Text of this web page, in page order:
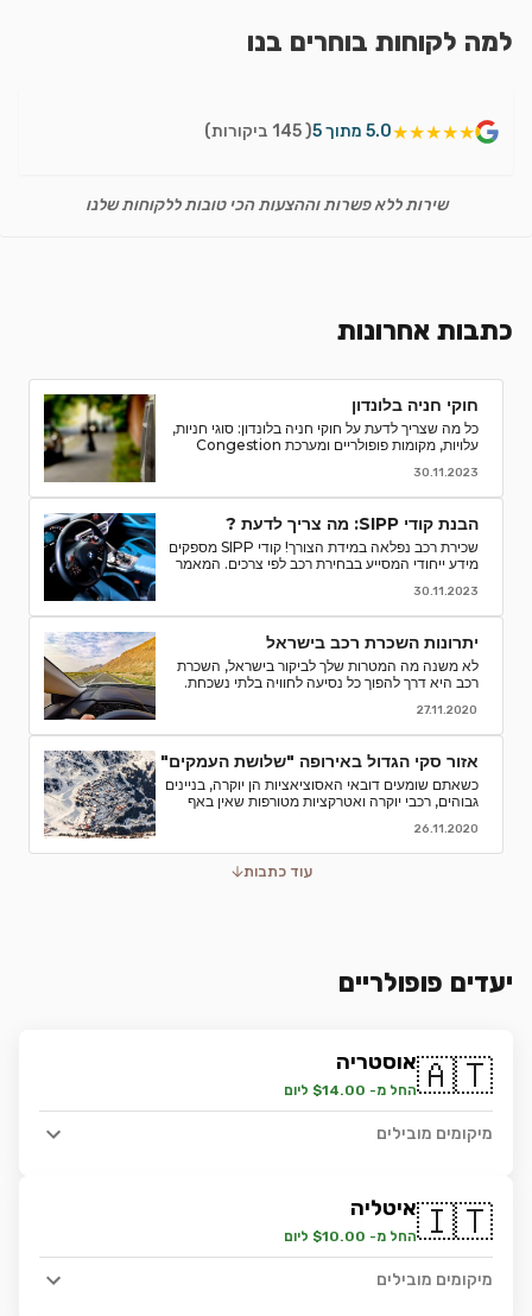
למה לקוחות בוחרים בנו
★★★★★5.0 מתוך 5 ( 145 ביקורות)
שירות ללא פשרות וההצעות הכי טובות ללקוחות שלנו
כתבות אחרונות
חוקי חניה בלונדון
כל מה שצריך לדעת על חוקי חניה בלונדון: סוגי חניות,
עלויות, מקומות פופולריים ומערכת Congestion
30.11.2023
הבנת קודי SIPP: מה צריך לדעת ?
שכירת רכב נפלאה במידת הצורך! קודי SIPP מספקים
מידע ייחודי המסייע בבחירת רכב לפי צרכים. המאמר
רכב. קבלו המלצות והסברים לאור הבנה מדויקת של
המאפיינים והמפרטים של רכבי השכרה ותהנו מחוויה
30.11.2023
יתרונות השכרת רכב בישראל
לא משנה מה המטרות שלך לביקור בישראל, השכרת
רכב היא דרך להפוך כל נסיעה לחוויה בלתי נשכחת.
הציבורית ולבחור השכרת רכב
27.11.2020
אזור סקי הגדול באירופה "שלושת העמקים"
כשאתם שומעים דובאי האסוציאציות הן יוקרה, בניינים
גבוהים, רכבי יוקרה ואטרקציות מטורפות שאין באף
כלל מפגישות.
26.11.2020
עוד כתבות
יעדים פופולריים
🇦🇹אוסטריה
החל מ- $14.00 ליום
מיקומים מובילים
🇮🇹איטליה
החל מ- $10.00 ליום
מיקומים מובילים